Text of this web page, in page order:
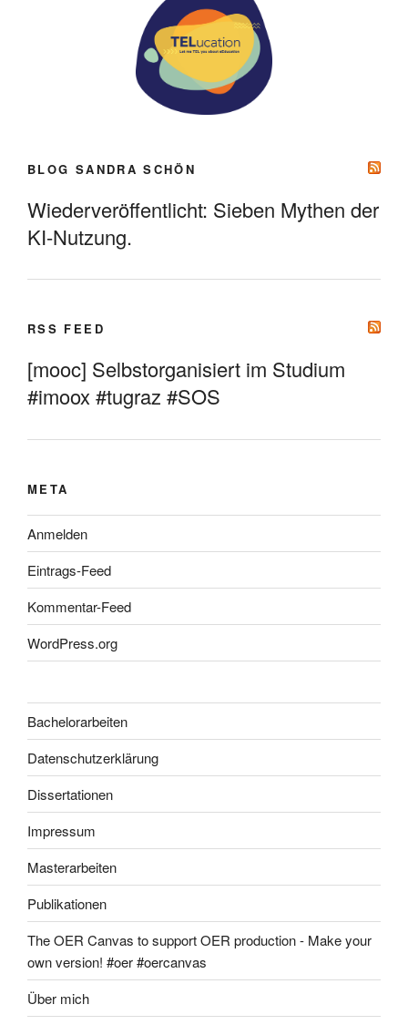
BLOG SANDRA SCHÖN
Wiederveröffentlicht: Sieben Mythen der
KI-Nutzung.
RSS FEED
[mooc] Selbstorganisiert im Studium
#imoox #tugraz #SOS
META
Anmelden
Eintrags-Feed
Kommentar-Feed
WordPress.org
Bachelorarbeiten
Datenschutzerklärung
Dissertationen
Impressum
Masterarbeiten
Publikationen
The OER Canvas to support OER production - Make your
own version! #oer #oercanvas
Über mich